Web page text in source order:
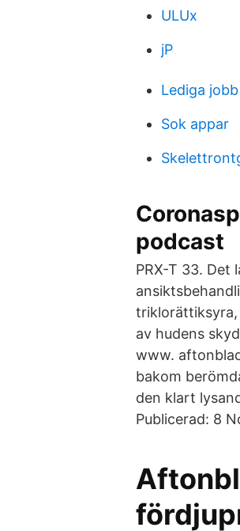
ULUx
jP
Lediga
Sok appar
podcast
PRX-T 33. Det
av hudens
www.
bakom
den klart
Publicerad: 8